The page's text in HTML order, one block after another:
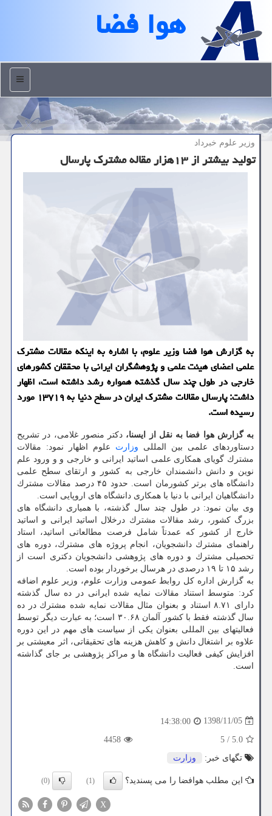
هوا فضا
منو
وزیر علوم خبرداد
تولید بیشتر از ۱۳هزار مقاله مشترك پارسال
به گزارش هوا فضا وزیر علوم، با اشاره به اینكه مقالات مشترك
علمی اعضای هیئت علمی و پژوهشگران ایرانی با محققان كشورهای
خارجی در طول چند سال گذشته همواره رشد داشته است، اظهار
داشت: پارسال مقالات مشترك ایران در سطح دنیا به ۱۳۷۱۹ مورد
رسیده است.
به گزارش هوا فضا به نقل از ایسنا، دكتر منصور غلامی، در تشریح
دستاوردهای علمی بین المللی وزارت علوم اظهار نمود: مقالات
مشترك گویای همكاری علمی اساتید ایرانی و خارجی و و ورود علم
نوین و دانش دانشمندان خارجی به كشور و ارتقای سطح علمی
دانشگاه های برتر كشورمان است. حدود ۴۵ درصد مقالات مشترك
دانشگاهیان ایرانی با دنیا با همكاری دانشگاه های اروپایی است.
وی بیان نمود: در طول چند سال گذشته، با همیاری دانشگاه های
بزرگ كشور، رشد مقالات مشترك درخلال اساتید ایرانی و اساتید
خارج از كشور كه عمدتاً شامل فرصت مطالعاتی اساتید، استاد
راهنمای مشترك دانشجویان، انجام پروژه های مشترك، دوره های
تحصیلی مشترك و دوره های پژوهشی دانشجویان دكتری است از
رشد ۱۵ تا ۱۹ درصدی در هرسال برخوردار بوده است.
به گزارش اداره كل روابط عمومی وزارت علوم، وزیر علوم اضافه
كرد: متوسط استناد مقالات نمایه شده ایرانی در ده سال گذشته
دارای ۸.۷۱ استناد و بعنوان مثال مقالات نمایه شده مشترك در ده
سال گذشته فقط با كشور آلمان ۳۰.۶۸ است؛ به عبارت دیگر توسط
فعالیتهای بین المللی بعنوان یكی از سیاست های مهم در این دوره
علاوه بر اشتغال دانش و كاهش هزینه های تحقیقاتی، اثر معیشتی بر
افزایش كیفی فعالیت دانشگاه ها و مراكز پژوهشی بر جای گذاشته
است.
1398/11/05
14:38:00
5.0
/
5
4458
تگهای خبر:
وزارت
این مطلب هوافضا را می پسندید؟ (1)
(0)
X